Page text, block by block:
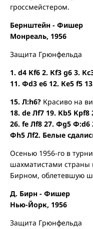
гроссмейстером.
Бернштейн - Фишер
Монреаль, 1956
Защита Грюнфельда
1. d4 Кf6 2. Кf3 g6 3.
11. Фd3 e6 12. Кe5 f5
15. Л:h6? Красиво на
18. de Лf7 19. Кb5
26. fe Лf8 27. Фg5 Ф:d6
Фh5 Лf2. Белые
Осенью 1956-го в
шахматистами страны
Бирном, облетевшую
Д. Бирн - Фишер
Нью-Йорк, 1956
Защита Грюнфельда